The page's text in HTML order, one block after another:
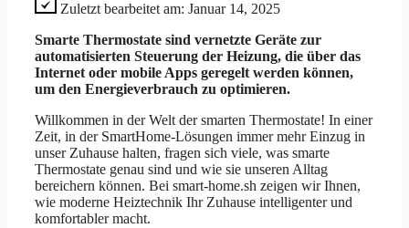
Zuletzt bearbeitet am: Januar 14, 2025
Smarte Thermostate sind vernetzte Geräte zur
automatisierten Steuerung der Heizung, die über das
Internet oder mobile Apps geregelt werden können,
um den Energieverbrauch zu optimieren.
Willkommen in der Welt der smarten Thermostate! In einer
Zeit, in der SmartHome-Lösungen immer mehr Einzug in
unser Zuhause halten, fragen sich viele, was smarte
Thermostate genau sind und wie sie unseren Alltag
bereichern können. Bei smart-home.sh zeigen wir Ihnen,
wie moderne Heiztechnik Ihr Zuhause intelligenter und
komfortabler macht.